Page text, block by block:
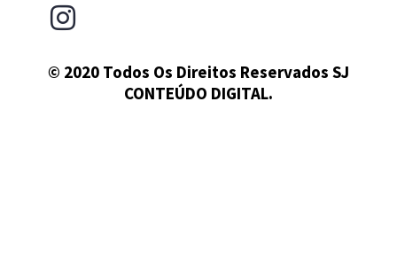
© 2020 Todos Os Direitos Reservados SJ
CONTEÚDO DIGITAL.